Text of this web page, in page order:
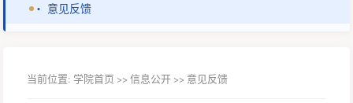
• 意见反馈
当前位置:学院首页 >> 信息公开 >> 意见反馈